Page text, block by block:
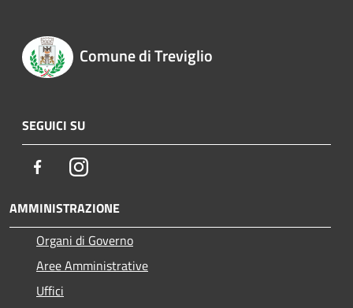
Comune di Treviglio
SEGUICI SU
FacebookInstagram
AMMINISTRAZIONE
Organi di Governo
Aree Amministrative
Uffici